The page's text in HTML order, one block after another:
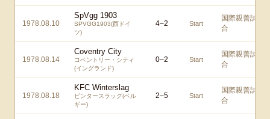
1978.08.10
SpVgg 1903
SPVGG1903(西ドイ
ツ)
4–2 Start
国際親善試
合
1978.08.14
Coventry City
コベントリー・シティ
(イングランド)
0–2 Start
国際親善試
合
1978.08.18
KFC Winterslag
ビンタースラッグ(ベル
ギー)
2–5 Start
国際親善試
合